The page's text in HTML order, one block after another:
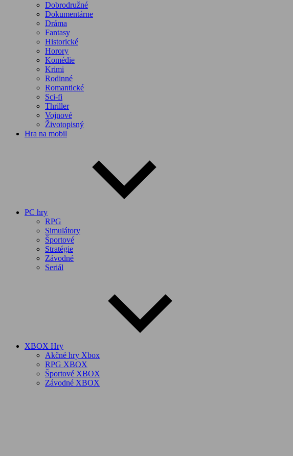
Dobrodružné
Dokumentárne
Dráma
Fantasy
Historické
Horory
Komédie
Krimi
Rodinné
Romantické
Sci-fi
Thriller
Vojnové
Životopisný
Hra na mobil
PC hry
RPG
Simulátory
Športové
Stratégie
Závodné
Seriál
XBOX Hry
Akčné hry Xbox
RPG XBOX
Športové XBOX
Závodné XBOX